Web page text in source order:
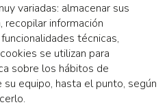
variadas: almacenar sus
recopilar información
técnicas,
se utilizan para
sobre los hábitos de
equipo, hasta el punto, según